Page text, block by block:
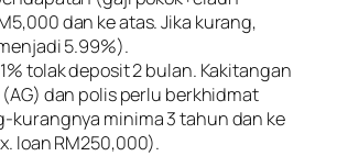
dan ke atas. Jika kurang,
5.99%).
tolak deposit 2 bulan. Kakitangan
dan polis perlu berkhidmat
kurangnya minima 3 tahun dan ke
loan RM250,000).